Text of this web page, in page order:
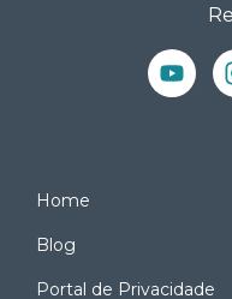
Home
Blog
Portal de Privacidade